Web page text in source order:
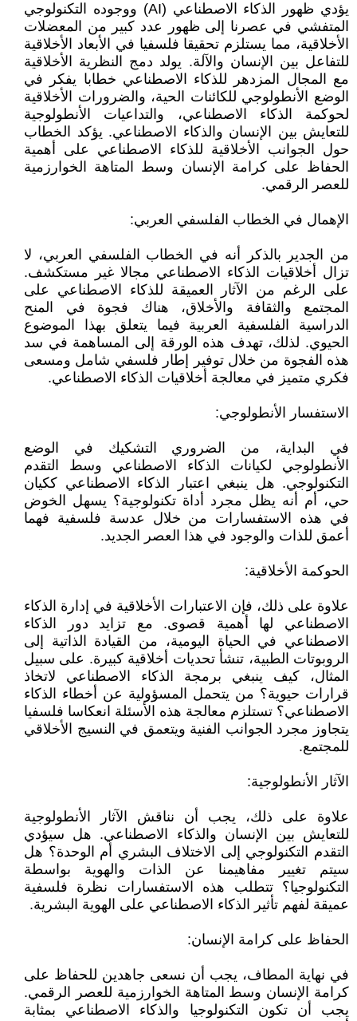
يؤدي ظهور الذكاء الاصطناعي (AI) ووجوده التكنولوجي
المتفشي في عصرنا إلى ظهور عدد كبير من المعضلات
الأخلاقية، مما يستلزم تحقيقا فلسفيا في الأبعاد الأخلاقية
للتفاعل بين الإنسان والآلة. يولد دمج النظرية الأخلاقية
مع المجال المزدهر للذكاء الاصطناعي خطابا يفكر في
الوضع الأنطولوجي للكائنات الحية، والضرورات الأخلاقية
لحوكمة الذكاء الاصطناعي، والتداعيات الأنطولوجية
للتعايش بين الإنسان والذكاء الاصطناعي. يؤكد الخطاب
حول الجوانب الأخلاقية للذكاء الاصطناعي على أهمية
الحفاظ على كرامة الإنسان وسط المتاهة الخوارزمية
للعصر الرقمي.
الإهمال في الخطاب الفلسفي العربي:
من الجدير بالذكر أنه في الخطاب الفلسفي العربي، لا
تزال أخلاقيات الذكاء الاصطناعي مجالا غير مستكشف.
على الرغم من الآثار العميقة للذكاء الاصطناعي على
المجتمع والثقافة والأخلاق، هناك فجوة في المنح
الدراسية الفلسفية العربية فيما يتعلق بهذا الموضوع
الحيوي. لذلك، تهدف هذه الورقة إلى المساهمة في سد
هذه الفجوة من خلال توفير إطار فلسفي شامل ومسعى
فكري متميز في معالجة أخلاقيات الذكاء الاصطناعي.
الاستفسار الأنطولوجي:
في البداية، من الضروري التشكيك في الوضع
الأنطولوجي لكيانات الذكاء الاصطناعي وسط التقدم
التكنولوجي. هل ينبغي اعتبار الذكاء الاصطناعي ككيان
حي، أم أنه يظل مجرد أداة تكنولوجية؟ يسهل الخوض
في هذه الاستفسارات من خلال عدسة فلسفية فهما
أعمق للذات والوجود في هذا العصر الجديد.
الحوكمة الأخلاقية:
علاوة على ذلك، فإن الاعتبارات الأخلاقية في إدارة الذكاء
الاصطناعي لها أهمية قصوى. مع تزايد دور الذكاء
الاصطناعي في الحياة اليومية، من القيادة الذاتية إلى
الروبوتات الطبية، تنشأ تحديات أخلاقية كبيرة. على سبيل
المثال، كيف ينبغي برمجة الذكاء الاصطناعي لاتخاذ
قرارات حيوية؟ من يتحمل المسؤولية عن أخطاء الذكاء
الاصطناعي؟ تستلزم معالجة هذه الأسئلة انعكاسا فلسفيا
يتجاوز مجرد الجوانب الفنية ويتعمق في النسيج الأخلاقي
للمجتمع.
الآثار الأنطولوجية:
علاوة على ذلك، يجب أن نناقش الآثار الأنطولوجية
للتعايش بين الإنسان والذكاء الاصطناعي. هل سيؤدي
التقدم التكنولوجي إلى الاختلاف البشري أم الوحدة؟ هل
سيتم تغيير مفاهيمنا عن الذات والهوية بواسطة
التكنولوجيا؟ تتطلب هذه الاستفسارات نظرة فلسفية
عميقة لفهم تأثير الذكاء الاصطناعي على الهوية البشرية.
الحفاظ على كرامة الإنسان:
في نهاية المطاف، يجب أن نسعى جاهدين للحفاظ على
كرامة الإنسان وسط المتاهة الخوارزمية للعصر الرقمي.
يجب أن تكون التكنولوجيا والذكاء الاصطناعي بمثابة